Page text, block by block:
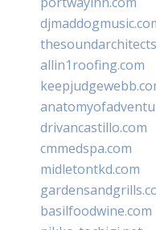
allin1roofing.com
drivancastillo.com
cmmedspa.com
midletontkd.com
basilfoodwine.com